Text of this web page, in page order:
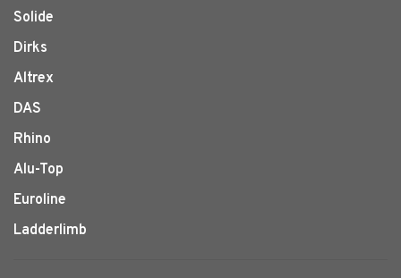
Solide
Dirks
Altrex
DAS
Rhino
Alu-Top
Euroline
Ladderlimb